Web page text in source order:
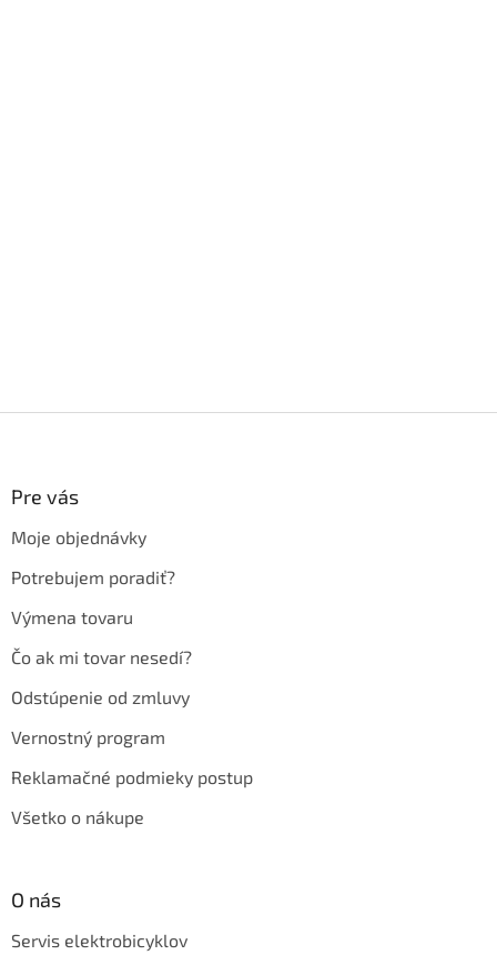
Pre vás
Moje objednávky
Potrebujem poradiť?
Výmena tovaru
Čo ak mi tovar nesedí?
Odstúpenie od zmluvy
Vernostný program
Reklamačné podmieky postup
Všetko o nákupe
O nás
Servis elektrobicyklov